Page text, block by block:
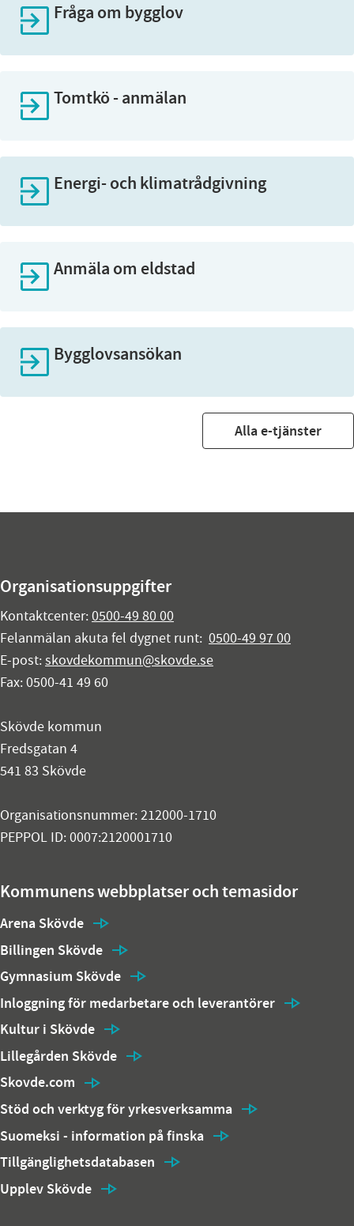
Fråga om bygglov
Tomtkö - anmälan
Energi- och klimatrådgivning
Anmäla om eldstad
Bygglovsansökan
Alla e-tjänster
Organisationsuppgifter
Kontaktcenter:0500-49 80 00
Felanmälan akuta fel dygnet runt: 0500-49 97 00
E-post:skovdekommun@skovde.se
Fax: 0500-41 49 60
Skövde kommun
Fredsgatan 4
541 83 Skövde
Organisationsnummer: 212000-1710
PEPPOL ID: 0007:2120001710
Kommunens webbplatser och temasidor
Arena Skövde
Billingen Skövde
Gymnasium Skövde
Inloggning för medarbetare och leverantörer
Kultur i Skövde
Lillegården Skövde
Skovde.com
Stöd och verktyg för yrkesverksamma
Suomeksi - information på finska
Tillgänglighetsdatabasen
Upplev Skövde